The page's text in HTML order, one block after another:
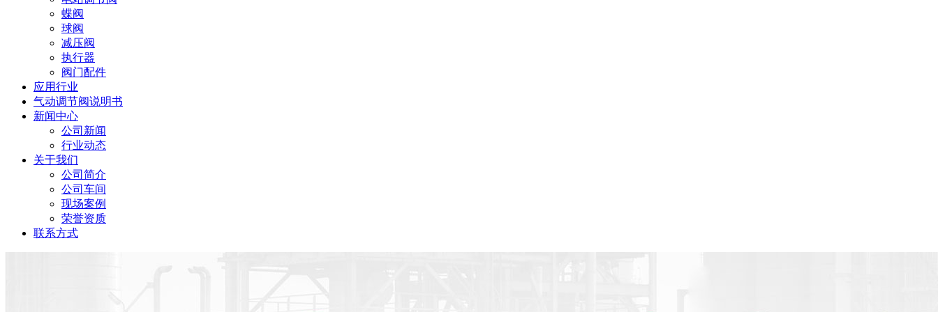
蝶阀
球阀
减压阀
执行器
阀门配件
应用行业
气动调节阀说明书
新闻中心
公司新闻
行业动态
关于我们
公司简介
公司车间
现场案例
荣誉资质
联系方式